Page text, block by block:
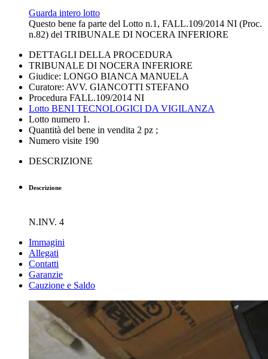
Guarda intero lotto
Questo bene fa parte del Lotto n.1, FALL.109/2014 NI (Proc.
n.82) del TRIBUNALE DI NOCERA INFERIORE
DETTAGLI DELLA PROCEDURA
TRIBUNALE DI NOCERA INFERIORE
Giudice: LONGO BIANCA MANUELA
Curatore: AVV. GIANCOTTI STEFANO
Procedura FALL.109/2014 NI
Lotto BENI TECNOLOGICI DA VIGILANZA
Lotto numero 1.
Quantità del bene in vendita 2 pz ;
Numero visite 190
DESCRIZIONE
Descrizione
N.INV. 4
Immagini
Allegati
Contatti
Garanzie
Cauzione e Saldo